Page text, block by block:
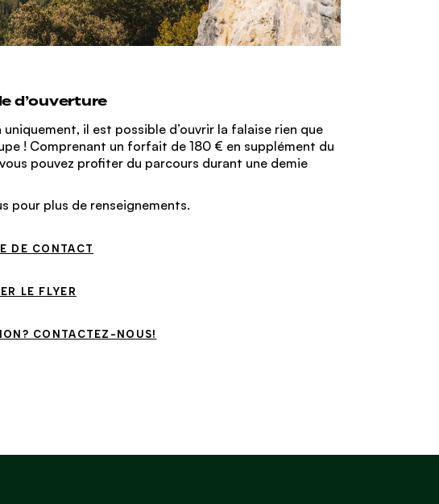
d’ouverture
uniquement, il est possible d’ouvrir la falaise rien que
! Comprenant un forfait de 180 € en supplément du
pouvez profiter du parcours durant une demie
pour plus de renseignements.
DE CONTACT
LE FLYER
CONTACTEZ-NOUS!